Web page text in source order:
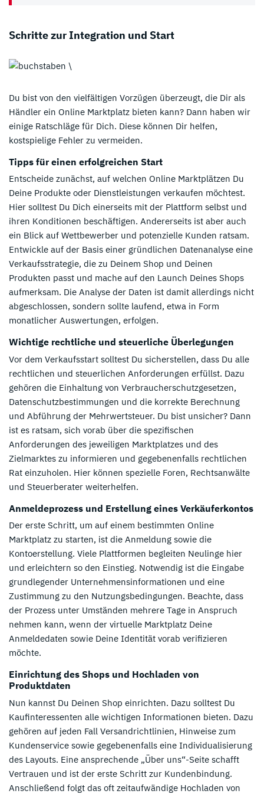
Schritte zur Integration und Start
Du bist von den vielfältigen Vorzügen überzeugt, die Dir als
Händler ein Online Marktplatz bieten kann? Dann haben wir
einige Ratschläge für Dich. Diese können Dir helfen,
kostspielige Fehler zu vermeiden.
Tipps für einen erfolgreichen Start
Entscheide zunächst, auf welchen Online Marktplätzen Du
Deine Produkte oder Dienstleistungen verkaufen möchtest.
Hier solltest Du Dich einerseits mit der Plattform selbst und
ihren Konditionen beschäftigen. Andererseits ist aber auch
ein Blick auf Wettbewerber und potenzielle Kunden ratsam.
Entwickle auf der Basis einer gründlichen Datenanalyse eine
Verkaufsstrategie, die zu Deinem Shop und Deinen
Produkten passt und mache auf den Launch Deines Shops
aufmerksam. Die Analyse der Daten ist damit allerdings nicht
abgeschlossen, sondern sollte laufend, etwa in Form
monatlicher Auswertungen, erfolgen.
Wichtige rechtliche und steuerliche Überlegungen
Vor dem Verkaufsstart solltest Du sicherstellen, dass Du alle
rechtlichen und steuerlichen Anforderungen erfüllst. Dazu
gehören die Einhaltung von Verbraucherschutzgesetzen,
Datenschutzbestimmungen und die korrekte Berechnung
und Abführung der Mehrwertsteuer. Du bist unsicher? Dann
ist es ratsam, sich vorab über die spezifischen
Anforderungen des jeweiligen Marktplatzes und des
Zielmarktes zu informieren und gegebenenfalls rechtlichen
Rat einzuholen. Hier können spezielle Foren, Rechtsanwälte
und Steuerberater weiterhelfen.
Anmeldeprozess und Erstellung eines Verkäuferkontos
Der erste Schritt, um auf einem bestimmten Online
Marktplatz zu starten, ist die Anmeldung sowie die
Kontoerstellung. Viele Plattformen begleiten Neulinge hier
und erleichtern so den Einstieg. Notwendig ist die Eingabe
grundlegender Unternehmensinformationen und eine
Zustimmung zu den Nutzungsbedingungen. Beachte, dass
der Prozess unter Umständen mehrere Tage in Anspruch
nehmen kann, wenn der virtuelle Marktplatz Deine
Anmeldedaten sowie Deine Identität vorab verifizieren
möchte.
Einrichtung des Shops und Hochladen von
Produktdaten
Nun kannst Du Deinen Shop einrichten. Dazu solltest Du
Kaufinteressenten alle wichtigen Informationen bieten. Dazu
gehören auf jeden Fall Versandrichtlinien, Hinweise zum
Kundenservice sowie gegebenenfalls eine Individualisierung
des Layouts. Eine ansprechende „Über uns“-Seite schafft
Vertrauen und ist der erste Schritt zur Kundenbindung.
Anschließend folgt das oft zeitaufwändige Hochladen von